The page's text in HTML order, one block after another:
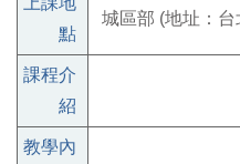
點
城區部 (地址：
課程介
紹
教學內